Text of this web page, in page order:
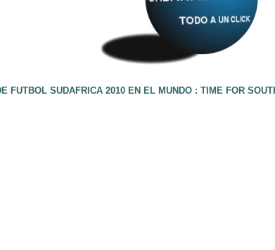
FUTBOL SUDAFRICA 2010 EN EL MUNDO : TIME FOR